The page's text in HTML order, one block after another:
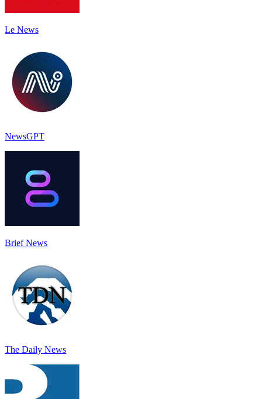
Le News
NewsGPT
Brief News
The Daily News